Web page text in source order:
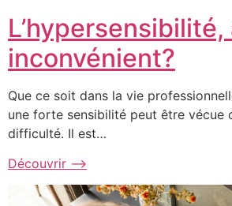
inconvénient?​
Que ce soit dans la vie
une forte sensibilité peut être vécue
difficulté. Il est…
Découvrir ⟶